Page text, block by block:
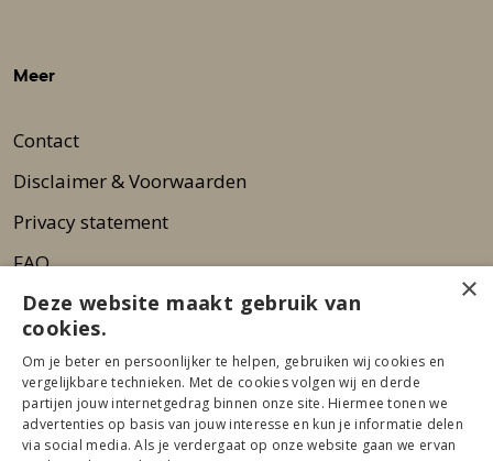
Meer
Contact
Disclaimer & Voorwaarden
Privacy statement
FAQ
Wie zijn wij?
Nieuwsbrief
Pers
×
Deze website maakt gebruik van
cookies.
Om je beter en persoonlijker te helpen, gebruiken wij cookies en
vergelijkbare technieken. Met de cookies volgen wij en derde
partijen jouw internetgedrag binnen onze site. Hiermee tonen we
advertenties op basis van jouw interesse en kun je informatie delen
via social media. Als je verdergaat op onze website gaan we ervan